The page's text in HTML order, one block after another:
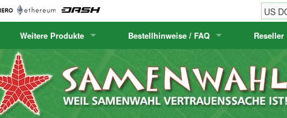
Crew
& Caviar
Humboldt Seed Company
Humboldt Seeds
Positronics
Prana Medical
Weitere Produkte
Kakteensamen
Kanarische Flora
Bestellhinweise / FAQ
Bestellhinweise
Versandhinweise
Reseller
E-MAIL
PASSWORT